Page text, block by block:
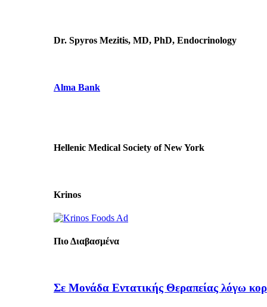
Dr. Spyros Mezitis, MD, PhD, Endocrinology
Alma Bank
Hellenic Medical Society of New York
Krinos
Πιο Διαβασμένα
Σε Μονάδα Εντατικής Θεραπείας λόγω